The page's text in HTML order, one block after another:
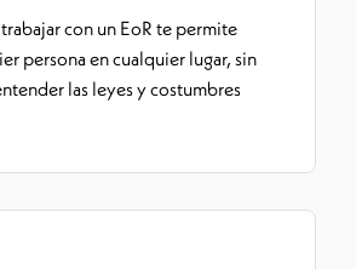
con un EoR te permite
persona en cualquier lugar, sin
las leyes y costumbres